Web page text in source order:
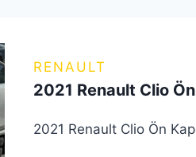
RENAULT
2021 Renault Clio
2021 Renault Clio Ön